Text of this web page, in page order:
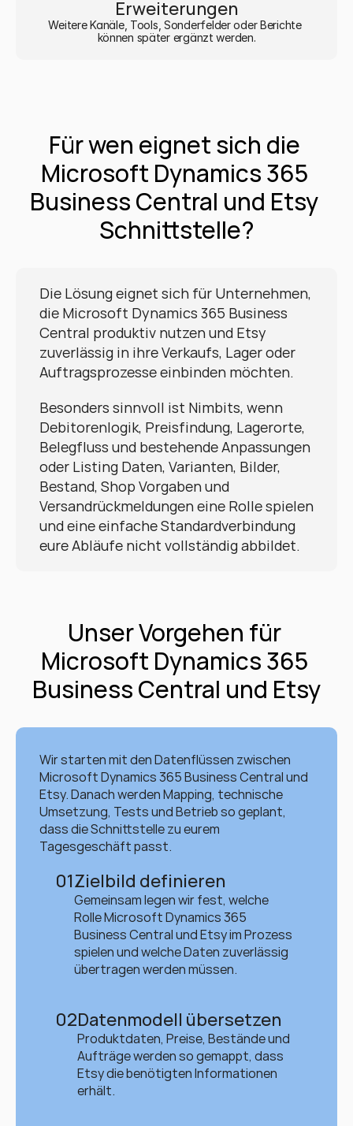
Erweiterungen
Weitere Kanäle, Tools, Sonderfelder oder Berichte
können später ergänzt werden.
Für wen eignet sich die
Microsoft Dynamics 365
Business Central und Etsy
Schnittstelle?
Die Lösung eignet sich für Unternehmen,
die Microsoft Dynamics 365 Business
Central produktiv nutzen und Etsy
zuverlässig in ihre Verkaufs, Lager oder
Auftragsprozesse einbinden möchten.
Besonders sinnvoll ist Nimbits, wenn
Debitorenlogik, Preisfindung, Lagerorte,
Belegfluss und bestehende Anpassungen
oder Listing Daten, Varianten, Bilder,
Bestand, Shop Vorgaben und
Versandrückmeldungen eine Rolle spielen
und eine einfache Standardverbindung
eure Abläufe nicht vollständig abbildet.
Unser Vorgehen für
Microsoft Dynamics 365
Business Central und Etsy
Wir starten mit den Datenflüssen zwischen
Microsoft Dynamics 365 Business Central und
Etsy. Danach werden Mapping, technische
Umsetzung, Tests und Betrieb so geplant,
dass die Schnittstelle zu eurem
Tagesgeschäft passt.
01Zielbild definieren
Gemeinsam legen wir fest, welche
Rolle Microsoft Dynamics 365
Business Central und Etsy im Prozess
spielen und welche Daten zuverlässig
übertragen werden müssen.
02Datenmodell übersetzen
Produktdaten, Preise, Bestände und
Aufträge werden so gemappt, dass
Etsy die benötigten Informationen
erhält.